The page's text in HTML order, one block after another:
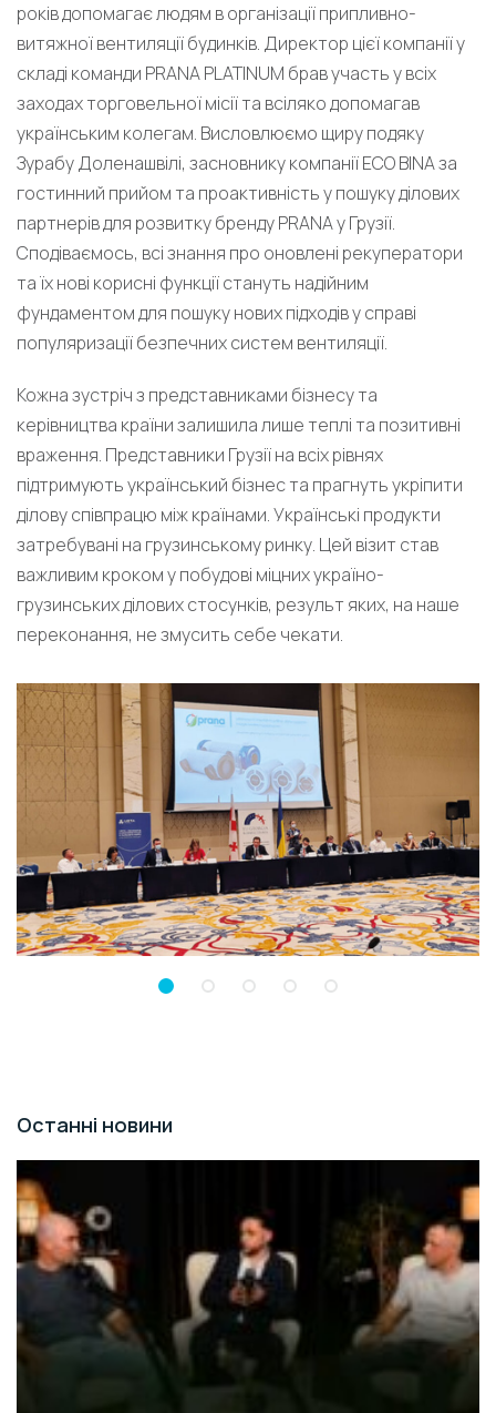
років допомагає людям в організації припливно-
витяжної вентиляції будинків. Директор цієї компанії у
складі команди PRANA PLATINUM брав участь у всіх
заходах торговельної місії та всіляко допомагав
українським колегам. Висловлюємо щиру подяку
Зурабу Доленашвілі, засновнику компанії ECO BINA за
гостинний прийом та проактивність у пошуку ділових
партнерів для розвитку бренду PRANA у Грузії.
Сподіваємось, всі знання про оновлені рекуператори
та їх нові корисні функції стануть надійним
фундаментом для пошуку нових підходів у справі
популяризації безпечних систем вентиляції.
Кожна зустріч з представниками бізнесу та
керівництва країни залишила лише теплі та позитивні
враження. Представники Грузії на всіх рівнях
підтримують український бізнес та прагнуть укріпити
ділову співпрацю між країнами. Українські продукти
затребувані на грузинському ринку. Цей візит став
важливим кроком у побудові міцних україно-
грузинських ділових стосунків, результ яких, на наше
переконання, не змусить себе чекати.
Останні новини